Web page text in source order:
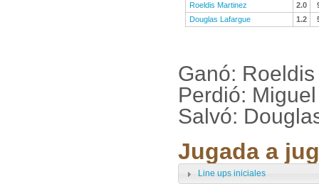
Roeldis Martinez
2.0
Douglas Lafargue
1.2
Ganó:
Perdió:
Salvó:
Jugada a
Line ups iniciales